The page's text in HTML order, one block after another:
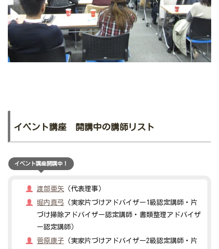
イベント講座 開講中の講師リスト
イベント講座開講中！
渡部亜矢 （代表理事）
堀内真弓 （実家片づけアドバイザー1級認定講師・片
づけ掃除アドバイザー認定講師・書類整理アドバイザ
ー認定講師）
菅原康子 （実家片づけアドバイザー2級認定講師・片